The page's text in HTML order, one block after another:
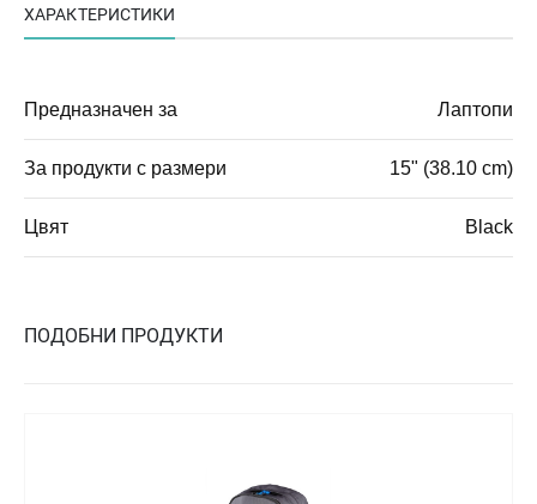
ХАРАКТЕРИСТИКИ
Предназначен за Лаптопи
За продукти с размери 15" (38.10 cm)
Цвят Black
ПОДОБНИ ПРОДУКТИ